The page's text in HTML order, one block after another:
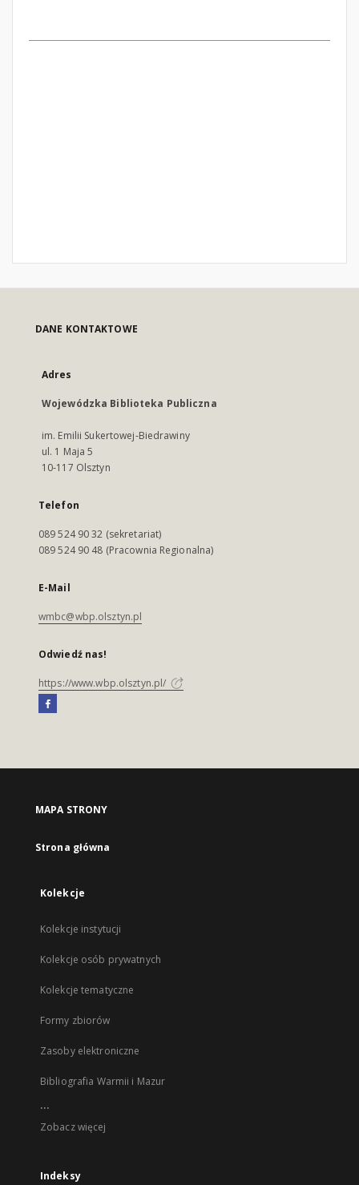
DANE KONTAKTOWE
Adres
Wojewódzka Biblioteka Publiczna
im. Emilii Sukertowej-Biedrawiny
ul. 1 Maja 5
10-117 Olsztyn
Telefon
089 524 90 32 (sekretariat)
089 524 90 48 (Pracownia Regionalna)
E-Mail
wmbc@wbp.olsztyn.pl
Odwiedź nas!
https://www.wbp.olsztyn.pl/
MAPA STRONY
Strona główna
Kolekcje
Kolekcje instytucji
Kolekcje osób prywatnych
Kolekcje tematyczne
Formy zbiorów
Zasoby elektroniczne
Bibliografia Warmii i Mazur
...
Zobacz więcej
Indeksy